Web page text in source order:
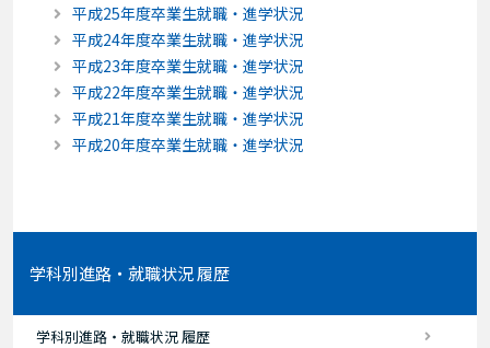
平成25年度卒業生就職・進学状況
平成24年度卒業生就職・進学状況
平成23年度卒業生就職・進学状況
平成22年度卒業生就職・進学状況
平成21年度卒業生就職・進学状況
平成20年度卒業生就職・進学状況
学科別進路・就職状況 履歴
学科別進路・就職状況 履歴